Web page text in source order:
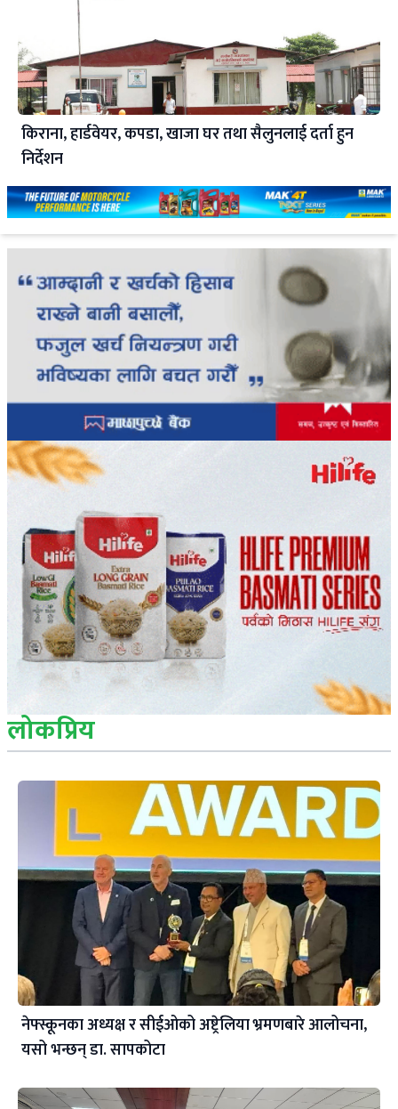
किराना, हार्डवेयर, कपडा, खाजा घर तथा सैलुनलाई दर्ता हुन
निर्देशन
लोकप्रिय
नेफ्स्कूनका अध्यक्ष र सीईओको अष्ट्रेलिया भ्रमणबारे आलोचना,
यसो भन्छन् डा‍. सापकोटा